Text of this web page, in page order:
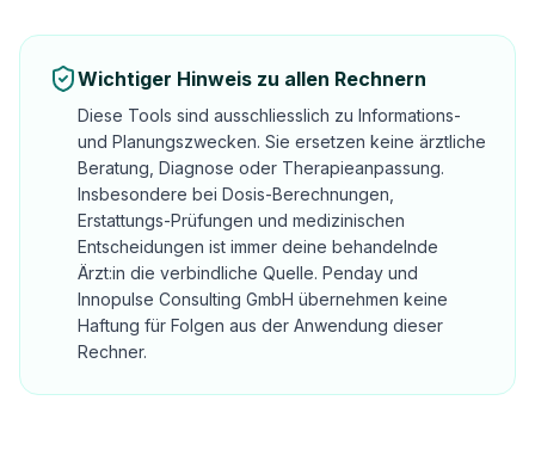
Wichtiger Hinweis zu allen Rechnern
Diese Tools sind ausschliesslich zu Informations-
und Planungszwecken. Sie ersetzen keine ärztliche
Beratung, Diagnose oder Therapieanpassung.
Insbesondere bei Dosis-Berechnungen,
Erstattungs-Prüfungen und medizinischen
Entscheidungen ist immer deine behandelnde
Ärzt:in die verbindliche Quelle. Penday und
Innopulse Consulting GmbH übernehmen keine
Haftung für Folgen aus der Anwendung dieser
Rechner.